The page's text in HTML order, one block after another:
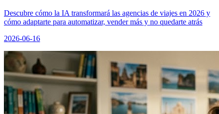
Descubre cómo la IA transformará las agencias de viajes en 2026 y
cómo adaptarte para automatizar, vender más y no quedarte atrás
2026-06-16